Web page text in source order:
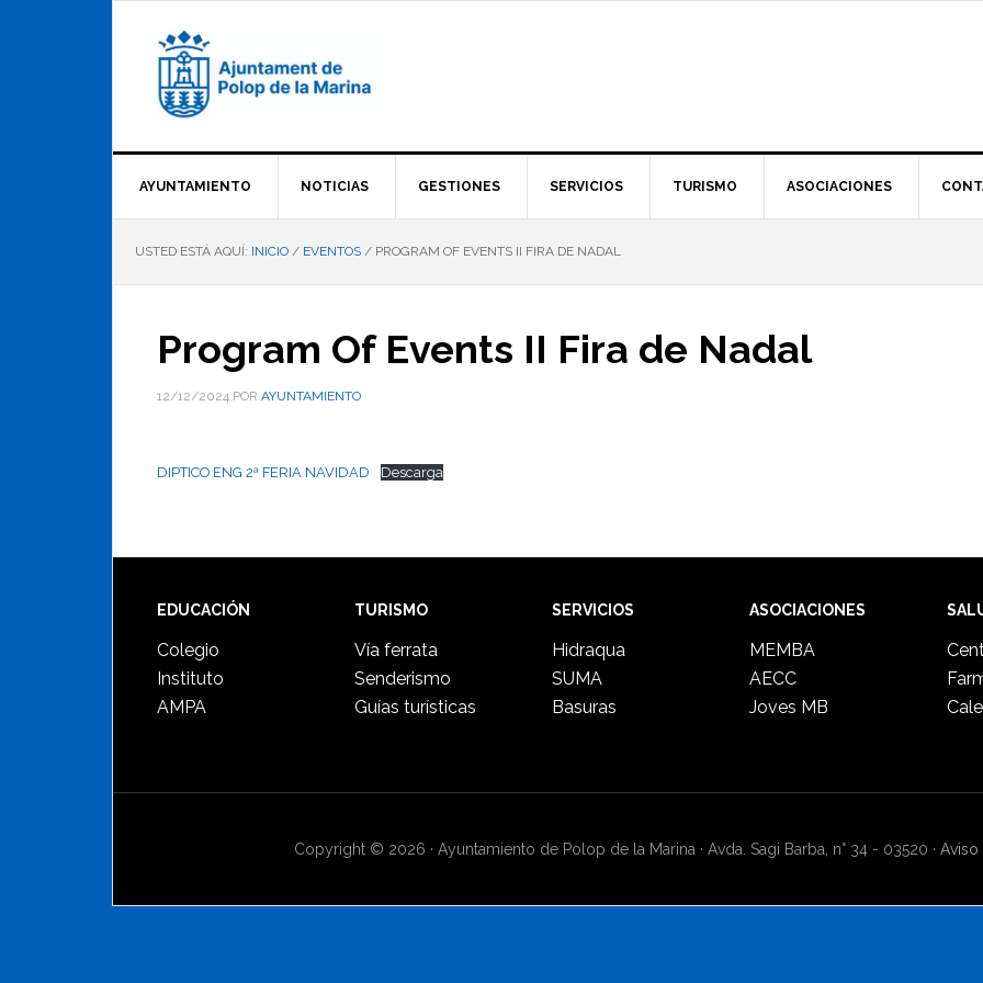
AYUNTAMIENTO NOTICIAS GESTIONES SERVICIOS TURISMO ASOCIACIONES
USTED ESTÁ AQUÍ: INICIO / EVENTOS / PROGRAM OF EVENTS II FIRA DE NADAL
Program Of Events II Fira de Nadal
12/12/2024 POR AYUNTAMIENTO
DIPTICO ENG 2ª FERIA NAVIDAD Descarga
Footer
EDUCACIÓN
Colegio
Instituto
AMPA
TURISMO
Vía ferrata
Senderismo
Guías turísticas
SERVICIOS
Hidraqua
SUMA
Basuras
ASOCIACIONES
MEMBA
AECC
Joves MB
Copyright © 2026 · Ayuntamiento de Polop de la Marina · Avda. Sagi Barba, n° 34 - 03520 · Aviso